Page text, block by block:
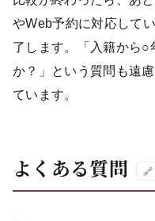
やWeb予約に対応して
了します。「入籍から○
か？」という質問も遠
ています。
よくある質問 🔗